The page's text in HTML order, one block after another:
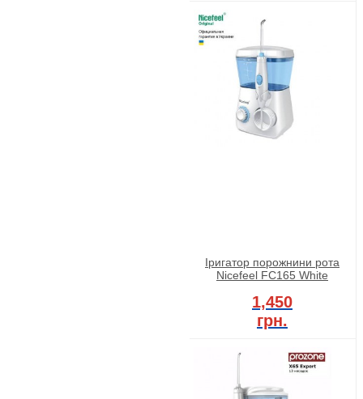
Іригатор порожнини рота
Nicefeel FC165 White
1,450
грн.